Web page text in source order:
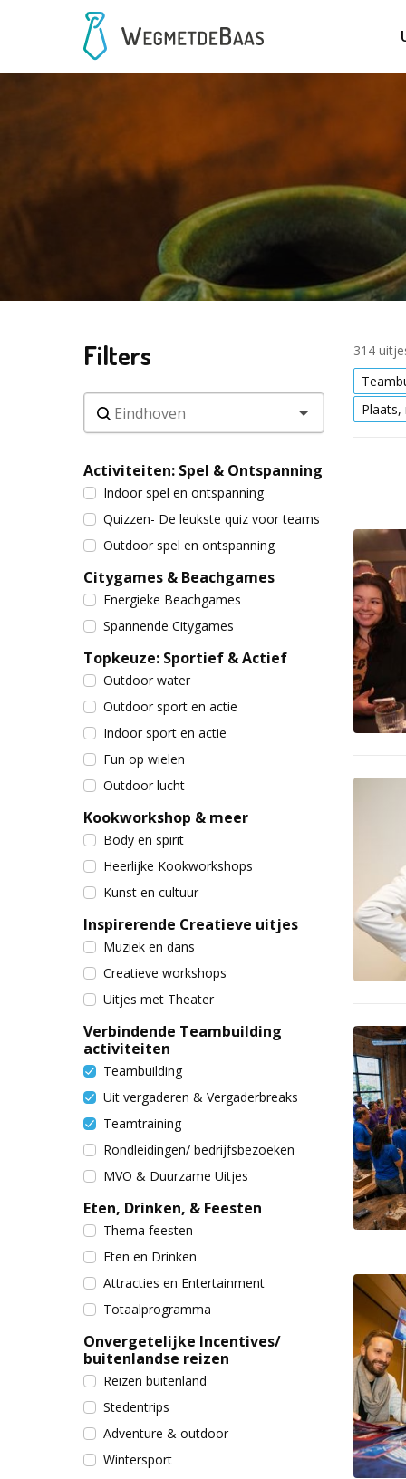
Filters
Activiteiten: Spel & Ontspanning
Indoor spel en ontspanning
Quizzen- De leukste quiz voor teams
Outdoor spel en ontspanning
Citygames & Beachgames
Energieke Beachgames
Spannende Citygames
Topkeuze: Sportief & Actief
Outdoor water
Outdoor sport en actie
Indoor sport en actie
Fun op wielen
Outdoor lucht
Kookworkshop & meer
Body en spirit
Heerlijke Kookworkshops
Kunst en cultuur
Inspirerende Creatieve uitjes
Muziek en dans
Creatieve workshops
Uitjes met Theater
Verbindende Teambuilding
activiteiten
Teambuilding
Uit vergaderen & Vergaderbreaks
Teamtraining
Rondleidingen/ bedrijfsbezoeken
MVO & Duurzame Uitjes
Eten, Drinken, & Feesten
Thema feesten
Eten en Drinken
Attracties en Entertainment
Totaalprogramma
Onvergetelijke Incentives/
buitenlandse reizen
Reizen buitenland
Stedentrips
Adventure & outdoor
Wintersport
314
Plaats,